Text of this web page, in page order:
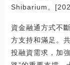
Shibarium。
資金融通方式不
方支持和滿足。
投融資需求，加